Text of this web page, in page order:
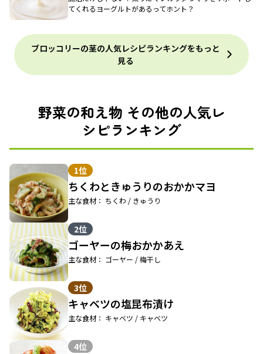
てくれるヨーグルトがあるってホント？
ブロッコリーの茎の人気レシピランキングをもっと
見る
野菜の和え物 その他の人気レ
シピランキング
1位
ちくわときゅうりのおかかマヨ
主な食材： ちくわ / きゅうり
2位
ゴーヤーの梅おかかあえ
主な食材： ゴーヤー / 梅干し
3位
キャベツの塩昆布漬け
主な食材： キャベツ / キャベツ
4位